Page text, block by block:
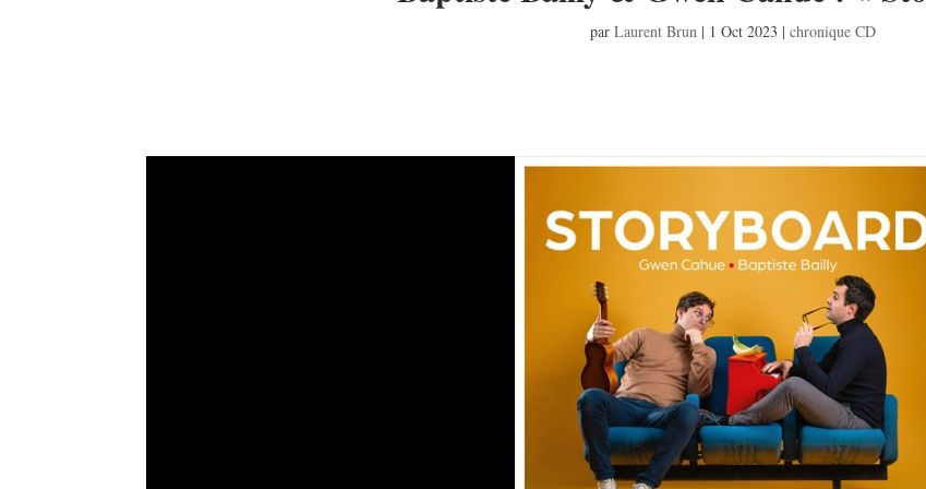
par Laurent Brun | 1 Oct 2023 | chronique CD